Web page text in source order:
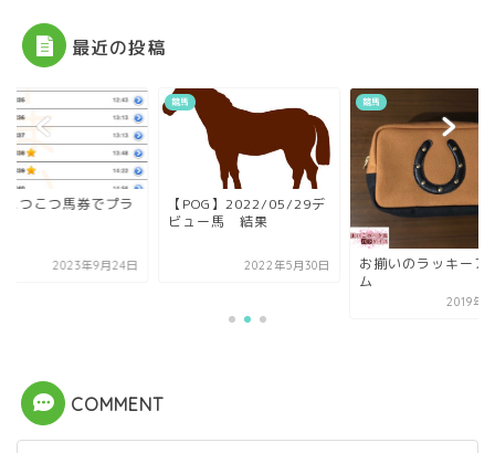
最近の投稿
こつこつ馬券でプラ
2023年9月24日
競馬
【POG】2022/05/29デ
ビュー馬 結果
2022年5月30日
競馬
お揃いのラッキーア
ム
2019年8
COMMENT